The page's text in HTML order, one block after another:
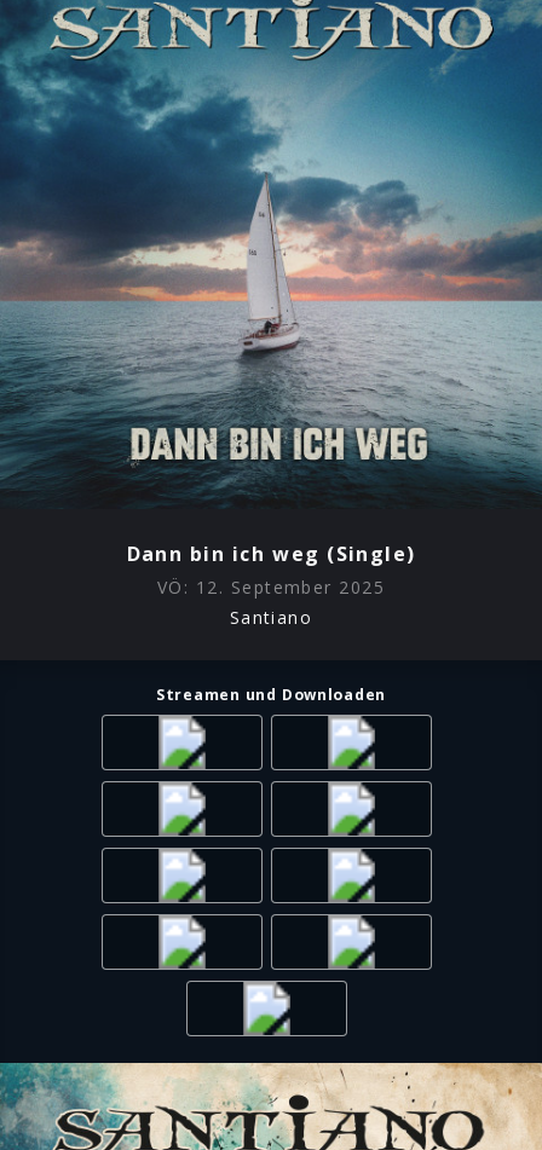
Dann bin ich weg (Single)
VÖ: 12. September 2025
Santiano
Streamen und Downloaden